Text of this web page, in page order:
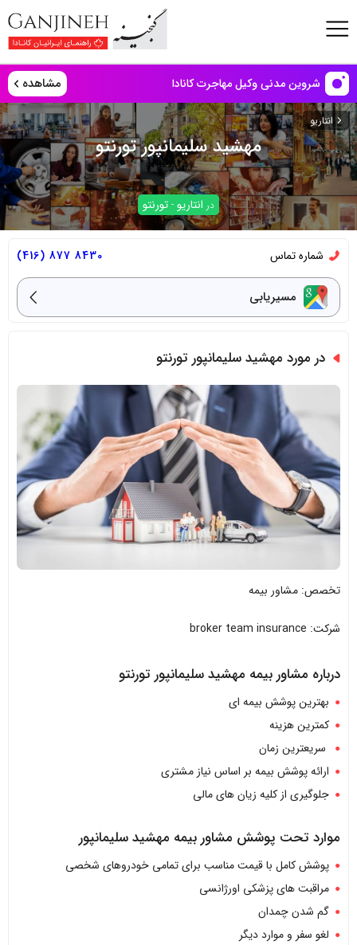
شروین مدنی وکیل مهاجرت کانادا مشاهده
انتاریو
مهشید سلیمانپور تورنتو
در انتاریو - تورنتو
شماره تماس 8430 877 (416)
مسیریابی
در مورد مهشید سلیمانپور تورنتو
تخصص: مشاور بیمه
شرکت: broker team insurance
درباره مشاور بیمه مهشید سلیمانپور تورنتو
بهترین پوشش بیمه ای
کمترین هزینه
سریعترین زمان
ارائه پوشش بیمه بر اساس نیاز مشتری
جلوگیری از کلیه زیان های مالی
موارد تحت پوشش مشاور بیمه مهشید سلیمانپور
پوشش کامل با قیمت مناسب برای تمامی خودروهای شخصی
مراقبت های پزشکی اورژانسی
گم شدن چمدان
لغو سفر و موارد دیگر